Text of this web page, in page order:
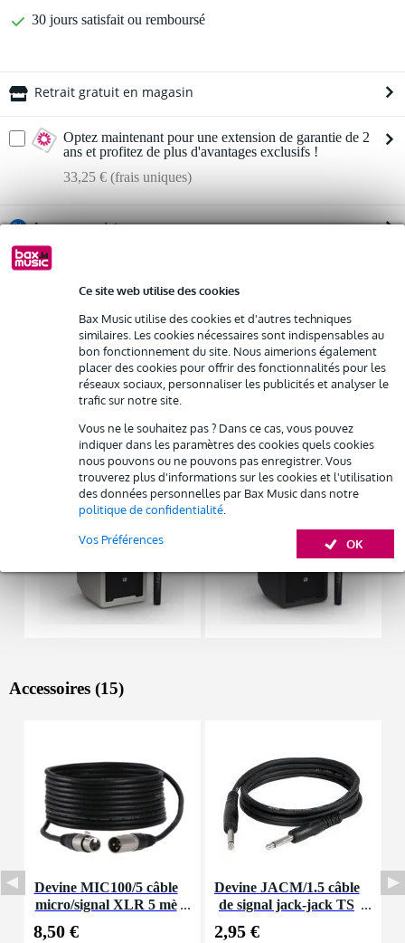
Ce site web utilise des cookies
Bax Music utilise des cookies et d'autres techniques
similaires. Les cookies nécessaires sont indispensables au
bon fonctionnement du site. Nous aimerions également
placer des cookies pour offrir des fonctionnalités pour les
réseaux sociaux, personnaliser les publicités et analyser le
trafic sur notre site.
Vous ne le souhaitez pas ? Dans ce cas, vous pouvez
indiquer dans les paramètres des cookies quels cookies
nous pouvons ou ne pouvons pas enregistrer. Vous
trouverez plus d'informations sur les cookies et l'utilisation
des données personnelles par Bax Music dans notre
politique de confidentialité
OK
Vos Préférences
30 jours satisfait ou remboursé
Retrait gratuit en magasin
Optez maintenant pour une extension de garantie de 2
ans et profitez de plus d'avantages exclusifs !
33,25 € (frais uniques)
% Louez ce produit
Location de plusieurs produits à la fois : min. 300 € et max.
2 500 €
Livraison à domicilegratuite
Résiliation possible du contrat après 4 mois
Possibilité d'acheter votre/vos produit(s) à un tarif réduit
Remplacement rapide par Bax Music en cas de défectuosité
Louez ce produit
Informations
configuration : 8 pouces + 1 pouce
Réponse en fréquence : 53 Hz - 20 kHz
Afficher toutes les caractéristiques du produit
Autres variantes (11)
Accessoires (15)
Devine MIC100/5 câble
micro/signal XLR 5 mè
8,50 €
Devine JACM/1.5 câble
de signal jack-jack TS
2,95 €